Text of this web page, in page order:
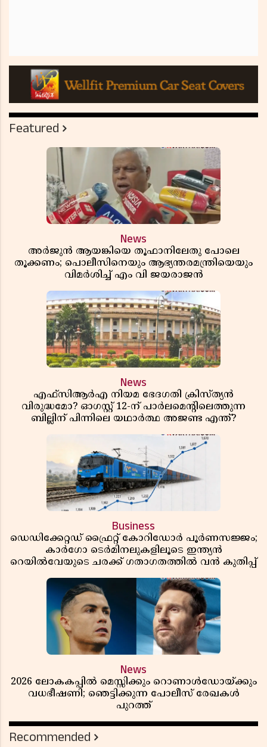
Featured
News
അർജുൻ ആയങ്കിയെ തൂഫാനിലേതു പോലെ
തൂക്കണം; പൊലീസിനെയും ആഭ്യന്തരമന്ത്രിയെയും
വിമർശിച്ച് എം വി ജയരാജൻ
News
എഫ്സിആർഎ നിയമ ഭേദഗതി ക്രിസ്ത്യൻ
വിരുദ്ധമോ? ഓഗസ്റ്റ് 12-ന് പാർലമെന്റിലെത്തുന്ന
ബില്ലിന് പിന്നിലെ യഥാർത്ഥ അജണ്ട എന്ത്?
Business
ഡെഡിക്കേറ്റഡ് ഫ്രൈറ്റ് കോറിഡോർ പൂർണസജ്ജം;
കാർഗോ ടെർമിനലുകളിലൂടെ ഇന്ത്യൻ
റെയിൽവേയുടെ ചരക്ക് ഗതാഗതത്തിൽ വൻ കുതിപ്പ്
News
2026 ലോകകപ്പിൽ മെസ്സിക്കും റൊണാൾഡോയ്ക്കും
വധഭീഷണി; ഞെട്ടിക്കുന്ന പോലീസ് രേഖകൾ
പുറത്ത്
Recommended